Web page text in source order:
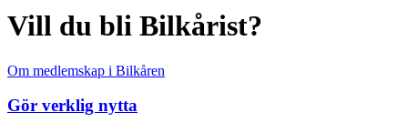
Vill du bli Bilkårist?
Om medlemskap i Bilkåren
Gör verklig nytta